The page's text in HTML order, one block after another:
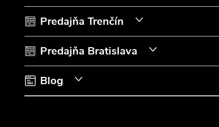
Predajňa Trenčín
Predajňa Bratislava
Blog